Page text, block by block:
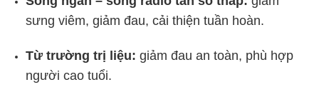
sưng viêm, giảm đau, cải thiện tuần hoàn.
Từ trường trị liệu: giảm đau an toàn, phù hợp
người cao tuổi.